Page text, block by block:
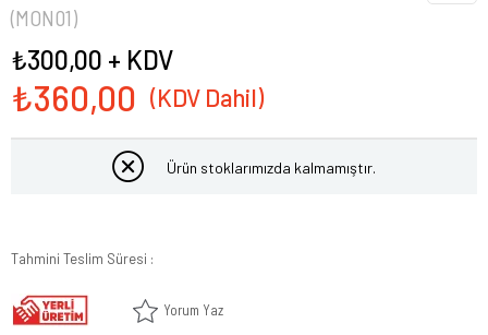
(MON01)
₺360,00
₺300,00 + KDV
Ürün stoklarımızda kalmamıştır.
Tahmini Teslim Süresi :
Yorum Yaz